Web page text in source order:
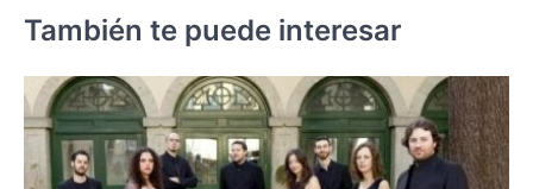
También te puede interesar